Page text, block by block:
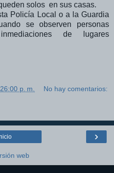
solos en sus casas.
Policía Local o a la Guardia
se observen personas
de lugares
p. m. No hay comentarios:
›
web